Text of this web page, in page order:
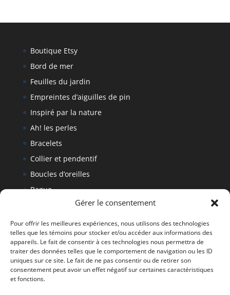
Gérer le consentement
Pour offrir les meilleures expériences, nous utilisons des technologies
telles que les témoins pour stocker et/ou accéder aux informations des
appareils. Le fait de consentir à ces technologies nous permettra de
traiter des données telles que le comportement de navigation ou les ID
uniques sur ce site. Le fait de ne pas consentir ou de retirer son
consentement peut avoir un effet négatif sur certaines caractéristiques
et fonctions.
Boutique Etsy
Bord de mer
Feuilles du jardin
Empreintes d’aiguilles de pin
Inspiré par la nature
Ah! les perles
Bracelets
Collier et pendentif
Boucles d’oreilles
Bague
Politique de retour
Tous droits réservés Denise Fournier 2019